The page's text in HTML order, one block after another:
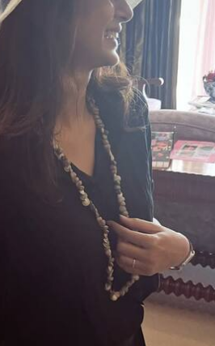
इंडिया